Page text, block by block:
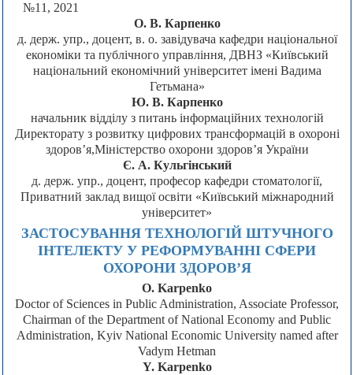
№11, 2021
О. В. Карпенко
д. держ. упр., доцент, в. о. завідувача кафедри національної
економіки та публічного управління, ДВНЗ «Київський
національний економічний університет імені Вадима
Гетьмана»
Ю. В. Карпенко
начальник відділу з питань інформаційних технологій
Директорату з розвитку цифрових трансформацій в охороні
здоров’я,Міністерство охорони здоров’я України
Є. А. Кульгінський
д. держ. упр., доцент, професор кафедри стоматології,
Приватний заклад вищої освіти «Київський міжнародний
університет»
ЗАСТОСУВАННЯ ТЕХНОЛОГІЙ ШТУЧНОГО
ІНТЕЛЕКТУ У РЕФОРМУВАННІ СФЕРИ
ОХОРОНИ ЗДОРОВ’Я
O. Karpenko
Doctor of Sciences in Public Administration, Associate Professor,
Chairman of the Department of National Economy and Public
Administration, Kyiv National Economic University named after
Vadym Hetman
Y. Karpenko